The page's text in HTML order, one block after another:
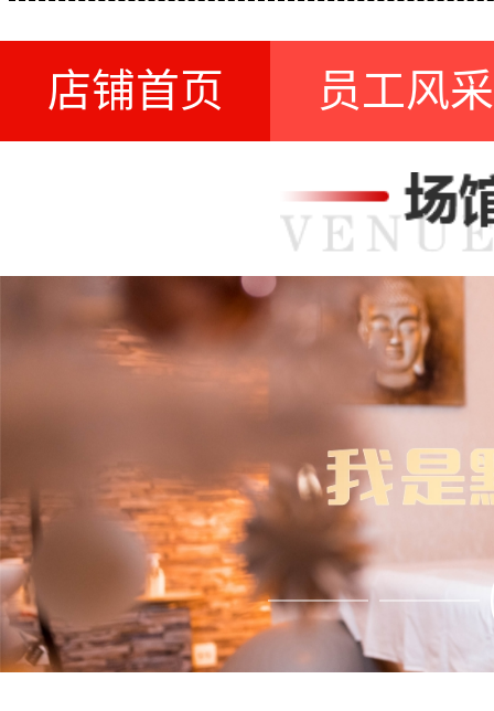
店铺首页 员工风采